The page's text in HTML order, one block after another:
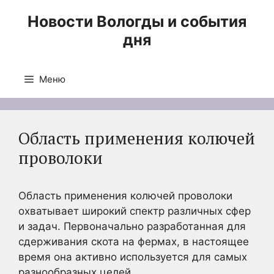
Новости Вологды и события
дня
Меню
Область применения колючей
проволоки
Область применения колючей проволоки
охватывает широкий спектр различных сфер
и задач. Первоначально разработанная для
сдерживания скота на фермах, в настоящее
время она активно используется для самых